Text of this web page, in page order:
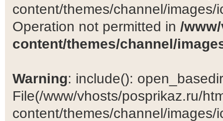
content/themes/channel/
Operation not permitted in /
content/themes/channel/
Warning: include():
File(/www/vhosts/posprikaz.ru/
content/themes/channel/